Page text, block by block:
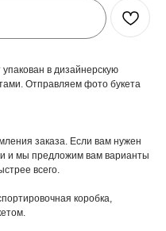
в дизайнерскую
Отправляем фото букета
заказа. Если вам нужен
и мы предложим вам варианты
всего.
коробка,